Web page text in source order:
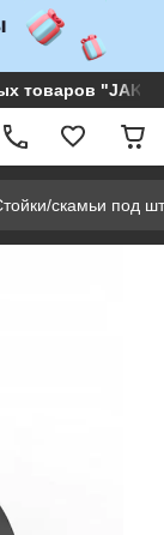
товаров
скамьи под